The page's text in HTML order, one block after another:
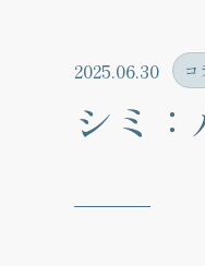
2025.06.30 コ
シミ